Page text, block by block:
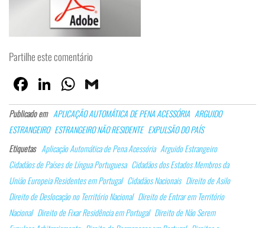
Partilhe este comentário
Fa
ce
bo
ok
Lin
ke
dI
n
W
ha
ts
Ap
p
m
ail
Publicado em APLICAÇÃO AUTOMÁTICA DE PENA ACESSÓRIA ARGUIDO
ESTRANGEIRO ESTRANGEIRO NÃO RESIDENTE EXPULSÃO DO PAÍS
Etiquetas Aplicação Automática de Pena Acessória Arguido Estrangeiro
Cidadãos de Países de Língua Portuguesa Cidadãos dos Estados Membros da
União Europeia Residentes em Portugal Cidadãos Nacionais Direito de Asilo
Direito de Deslocação no Território Nacional Direito de Entrar em Território
Nacional Direito de Fixar Residência em Portugal Direito de Não Serem